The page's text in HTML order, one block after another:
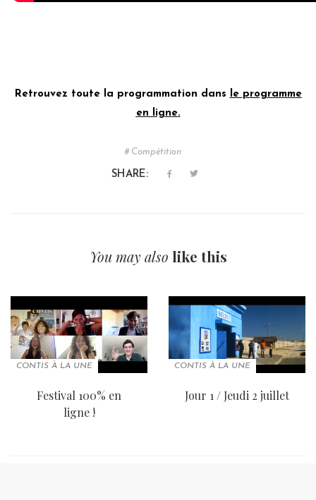
Retrouvez toute la programmation dans le programme
en ligne.
Compétition
SHARE:
You may also like this
CONTIS À LA UNE
Festival 100% en
ligne !
CONTIS À LA UNE
Jour 1 / Jeudi 2 juillet